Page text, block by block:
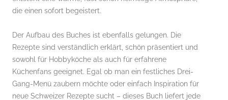
die einen sofort begeistert.
Der Aufbau des Buches ist ebenfalls gelungen. Die
Rezepte sind verständlich erklärt, schön präsentiert und
sowohl für Hobbyköche als auch für erfahrene
Küchenfans geeignet. Egal ob man ein festliches Drei-
Gang-Menü zaubern möchte oder einfach Inspiration für
neue Schweizer Rezepte sucht – dieses Buch liefert jede